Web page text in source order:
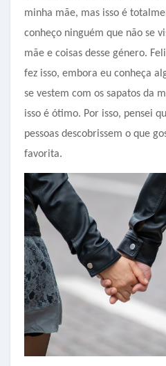
minha mãe, mas isso é
conheço ninguém que não se
mãe e coisas desse género.
fez isso, embora eu conheça
se vestem com os sapatos da
isso é ótimo. Por isso, pensei
pessoas descobrissem o que
favorita.